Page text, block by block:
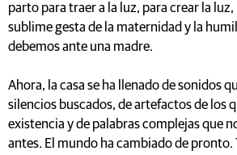
parto para traer a la luz, para crear la
sublime gesta de la maternidad y la
debemos ante una madre.
Ahora, la casa se ha llenado de sonidos
silencios buscados, de artefactos de los
existencia y de palabras complejas que
antes. El mundo ha cambiado de pronto.